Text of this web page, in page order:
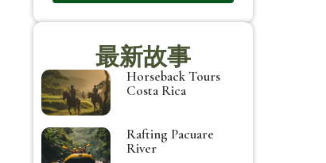
最新故事
Horseback Tours
Costa Rica
Rafting Pacuare
River